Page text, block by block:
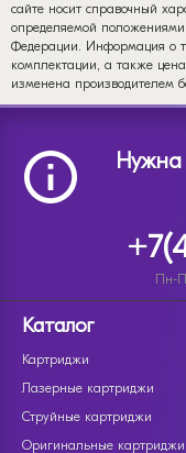
сайте носит справочный
определяемой положениями
Федерации. Информация о
комплектации, а также
изменена производителем
Пн-
Каталог
Картриджи
Лазерные картриджи
Струйные картриджи
Оригинальные картриджи